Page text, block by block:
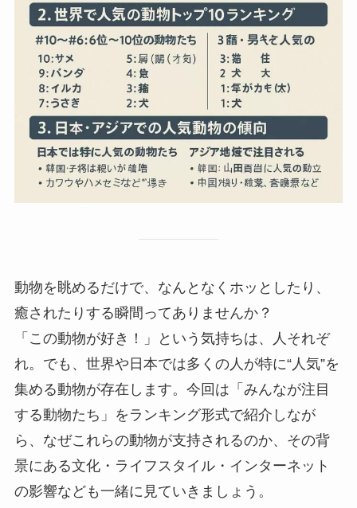
動物を眺めるだけで、なんとなくホッとしたり、
癒されたりする瞬間ってありませんか？
「この動物が好き！」という気持ちは、人それぞ
れ。でも、世界や日本では多くの人が特に“人気”を
集める動物が存在します。今回は「みんなが注目
する動物たち」をランキング形式で紹介しなが
ら、なぜこれらの動物が支持されるのか、その背
景にある文化・ライフスタイル・インターネット
の影響なども一緒に見ていきましょう。